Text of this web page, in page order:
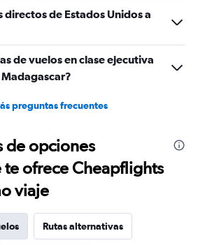
directos de Estados Unidos a
de vuelos en clase ejecutiva
preguntas frecuentes
de opciones
ofrece Cheapflights
viaje
Rutas alternativas